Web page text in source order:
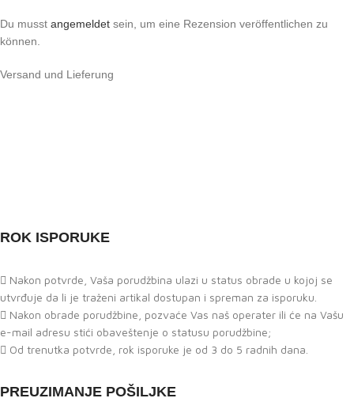
Du musst angemeldet sein, um eine Rezension veröffentlichen zu
können.
Versand und Lieferung
ROK ISPORUKE
Nakon potvrde, Vaša porudžbina ulazi u status obrade u kojoj se
utvrđuje da li je traženi artikal dostupan i spreman za isporuku.
Nakon obrade porudžbine, pozvaće Vas naš operater ili će na Vašu
e-mail adresu stići obaveštenje o statusu porudžbine;
Od trenutka potvrde, rok isporuke je od 3 do 5 radnih dana.
PREUZIMANJE POŠILJKE